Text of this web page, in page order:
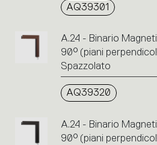
AQ39301
A.24 - Binario
90° (piani
Spazzolato
AQ39320
A.24 - Binario
90° (piani